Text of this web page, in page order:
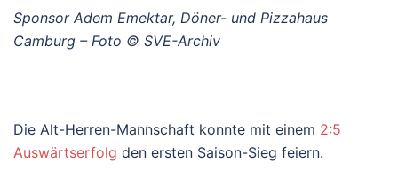
Sponsor Adem Emektar, Döner- und Pizzahaus
Camburg – Foto © SVE-Archiv
Die Alt-Herren-Mannschaft konnte mit einem 2:5
Auswärtserfolg den ersten Saison-Sieg feiern.